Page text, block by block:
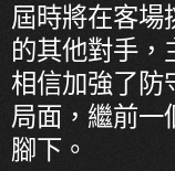
屆時將在客場
的其他對手，
相信加強了防
局面，繼前一
腳下。